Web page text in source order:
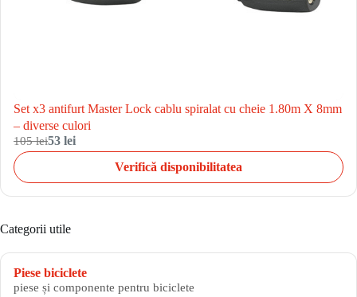
Set x3 antifurt Master Lock cablu spiralat cu cheie 1.80m X 8mm
– diverse culori
105 lei53 lei
Verifică disponibilitatea
Categorii utile
Piese biciclete
piese și componente pentru biciclete